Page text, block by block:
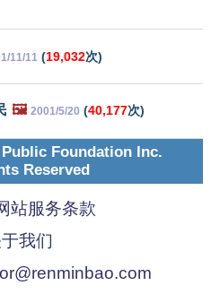
11/11 (19,032次)
🖼️ 2001/5/20 (40,177次)
Foundation Inc.
Reserved
站服务条款
我们